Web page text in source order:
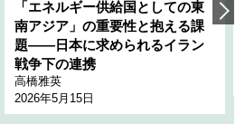
「エネルギー供給国としての東
南アジア」の重要性と抱える課
題――日本に求められるイラン
戦争下の連携
高橋雅英
2026年5月15日